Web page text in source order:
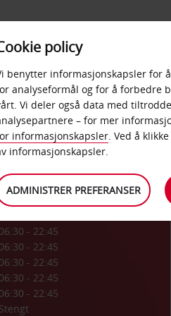
PRODUKTER
06:30 - 22:45
06:30 - 22:45
06:30 - 22:45
06:30 - 22:45
06:30 - 22:45
Stengt
policy
benytter informasjonskapsler for
analyseformål og for å forbedre
Vi deler også data med
– for mer
informasjonskapsler. Ved å
informasjonskapsler.
ADMINISTRER PREFERANSER